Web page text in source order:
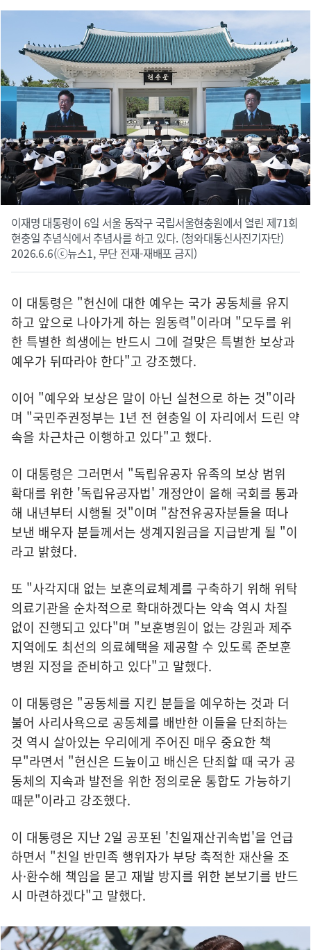
이재명 대통령이 6일 서울 동작구 국립서울현충원에서 열린 제71회
현충일 추념식에서 추념사를 하고 있다. (청와대통신사진기자단)
2026.6.6(ⓒ뉴스1, 무단 전재-재배포 금지)
이 대통령은 "헌신에 대한 예우는 국가 공동체를 유지
하고 앞으로 나아가게 하는 원동력"이라며 "모두를 위
한 특별한 희생에는 반드시 그에 걸맞은 특별한 보상과
예우가 뒤따라야 한다"고 강조했다.
이어 "예우와 보상은 말이 아닌 실천으로 하는 것"이라
며 "국민주권정부는 1년 전 현충일 이 자리에서 드린 약
속을 차근차근 이행하고 있다"고 했다.
이 대통령은 그러면서 "독립유공자 유족의 보상 범위
확대를 위한 '독립유공자법' 개정안이 올해 국회를 통과
해 내년부터 시행될 것"이며 "참전유공자분들을 떠나
보낸 배우자 분들께서는 생계지원금을 지급받게 될 "이
라고 밝혔다.
또 "사각지대 없는 보훈의료체계를 구축하기 위해 위탁
의료기관을 순차적으로 확대하겠다는 약속 역시 차질
없이 진행되고 있다"며 "보훈병원이 없는 강원과 제주
지역에도 최선의 의료혜택을 제공할 수 있도록 준보훈
병원 지정을 준비하고 있다"고 말했다.
이 대통령은 "공동체를 지킨 분들을 예우하는 것과 더
불어 사리사욕으로 공동체를 배반한 이들을 단죄하는
것 역시 살아있는 우리에게 주어진 매우 중요한 책
무"라면서 "헌신은 드높이고 배신은 단죄할 때 국가 공
동체의 지속과 발전을 위한 정의로운 통합도 가능하기
때문"이라고 강조했다.
이 대통령은 지난 2일 공포된 '친일재산귀속법'을 언급
하면서 "친일 반민족 행위자가 부당 축적한 재산을 조
사·환수해 책임을 묻고 재발 방지를 위한 본보기를 반드
시 마련하겠다"고 말했다.